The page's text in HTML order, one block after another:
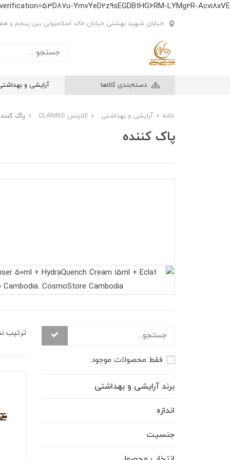
YmvYeD2z9sEGDBtHG6RM-LYMg2R-Acvi8xVE
خیابان شهید بهشتی خیابان خالد اسلامبولی بین پنجم و
دسته‌بندی کالاها آرایشی و
خانه آرایشی و بهداشتی کلارنس CLARINS پاک
پاک کننده
فقط محصولات موجود
برند آرایشی و بهداشتی
اندازه
جنسیت
ترتیب